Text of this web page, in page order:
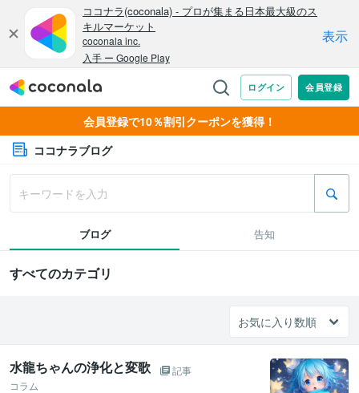
会員登録で10％割引クーポンを獲得！
ココナラブログ
ブログ 告知
すべてのカテゴリ
水龍ちゃんの浄化と変歌
記事
コラム